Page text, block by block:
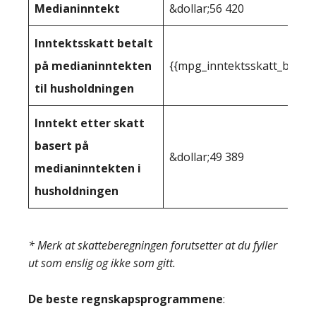
Medianinntekt &dollar;56 420
Inntektsskatt betalt
på medianinntekten
til husholdningen
Inntekt etter skatt
basert på
medianinntekten i
husholdningen
&dollar;49 389
* Merk at skatteberegningen forutsetter at du fyller
ut som enslig og ikke som gitt.
De beste regnskapsprogrammene: